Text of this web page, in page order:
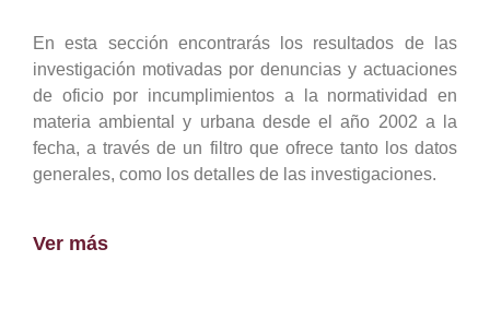
En esta sección encontrarás los resultados de las
investigación motivadas por denuncias y actuaciones
de oficio por incumplimientos a la normatividad en
materia ambiental y urbana desde el año 2002 a la
fecha, a través de un filtro que ofrece tanto los datos
generales, como los detalles de las investigaciones.
Ver más